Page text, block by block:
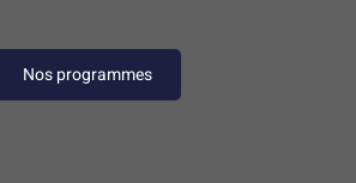
Nos programmes